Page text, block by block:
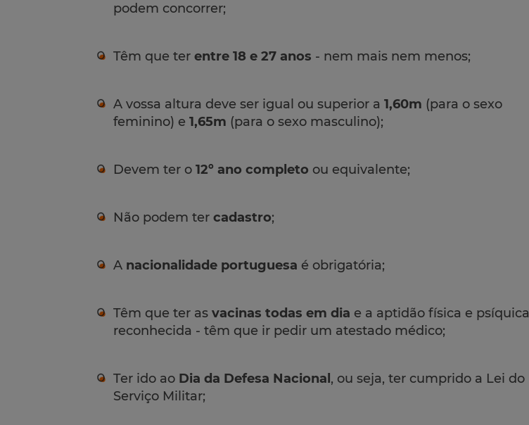
podem concorrer;
Têm que ter entre 18 e 27 anos - nem mais nem menos;
A vossa altura deve ser igual ou superior a 1,60m (para o sexo
feminino) e 1,65m (para o sexo masculino);
Devem ter o 12º ano completo ou equivalente;
Não podem ter cadastro;
A nacionalidade portuguesa é obrigatória;
Têm que ter as vacinas todas em dia e a aptidão física e psíquica
reconhecida - têm que ir pedir um atestado médico;
Ter ido ao Dia da Defesa Nacional , ou seja, ter cumprido a Lei do
Serviço Militar;